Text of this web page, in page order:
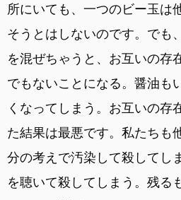
所にいても、一つのビー玉は
そうとはしないのです。でも
を混ぜちゃうと、お互いの存
でもないことになる。醤油も
くなってしまう。お互いの存
た結果は最悪です。私たちも
分の考えで汚染して殺してし
を聴いて殺してしまう。残る